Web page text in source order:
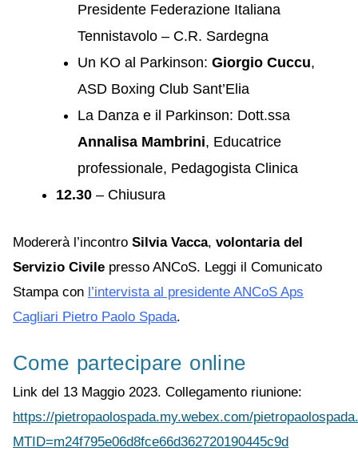
Presidente Federazione Italiana
Tennistavolo – C.R. Sardegna
Un KO al Parkinson: Giorgio Cuccu,
ASD Boxing Club Sant’Elia
La Danza e il Parkinson: Dott.ssa
Annalisa Mambrini, Educatrice
professionale, Pedagogista Clinica
12.30 – Chiusura
Modererà l’incontro Silvia Vacca, volontaria del
Servizio Civile presso ANCoS. Leggi il Comunicato
Stampa con l’intervista al presidente ANCoS Aps
Cagliari Pietro Paolo Spada.
Come partecipare online
Link del 13 Maggio 2023. Collegamento riunione:
https://pietropaolospada.my.webex.com/
MTID=m24f795e06d8fce66d362720190445c9d